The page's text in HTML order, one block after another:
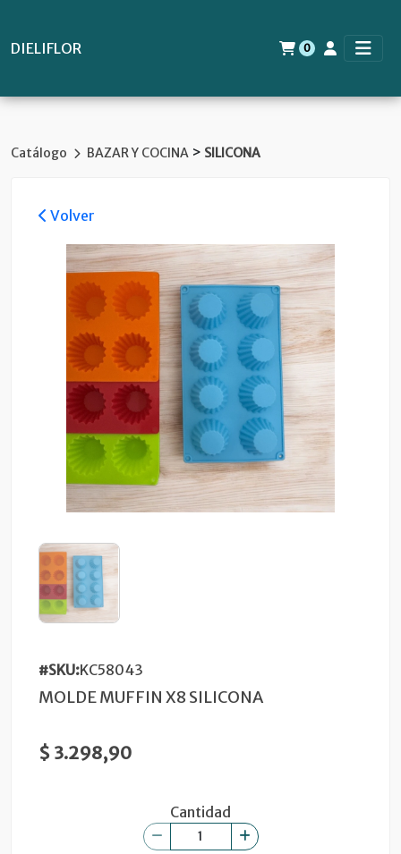
DIELIFLOR 0
Catálogo BAZAR Y COCINA > SILICONA
Volver
#SKU:KC58043
MOLDE MUFFIN X8 SILICONA
$ 3.298,90
Cantidad